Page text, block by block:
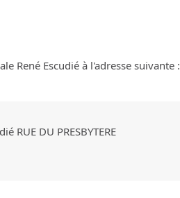
René Escudié à l'adresse suivante :
RUE DU PRESBYTERE